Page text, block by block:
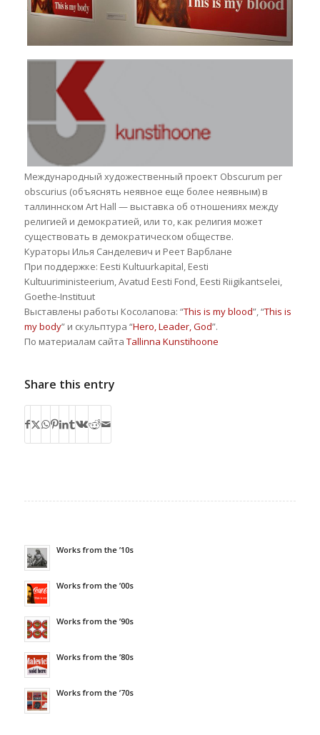
Международный художественный проект Obscurum per
obscurius (объяснять неявное еще более неявным) в
таллиннском Art Hall — выставка об отношениях между
религией и демократией, или то, как религия может
существовать в демократическом обществе.
Кураторы Илья Санделевич и Реет Варблане
При поддержке: Eesti Kultuurkapital, Eesti
Kultuuriministeerium, Avatud Eesti Fond, Eesti Riigikantselei,
Goethe-Instituut
Выставлены работы Косолапова: “This is my blood”, “This is
my body” и скульптура “Hero, Leader, God”.
По материалам сайта Tallinna Kunstihoone
Share this entry
Works from the ’10s
Works from the ’00s
Works from the ’90s
Works from the ’80s
Works from the ’70s